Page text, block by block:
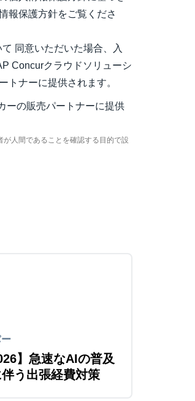
報保護方針をご覧くださ
同意いただいた場合、入
Concurクラウドソリューシ
トナーに提供されます。
ーの販売パートナーに提供
人間であることを確認する目的で設
】急速なAIの普及
う出張経費対策